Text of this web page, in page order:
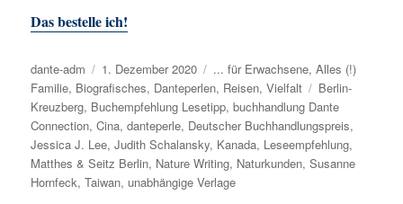
Das bestelle ich!
Autor
dante-adm
Veröffentlicht
am
1. Dezember 2020 Kategorien
... für Erwachsene,Alles (!)
Familie, Biografisches, Danteperlen, Reisen,Vielfalt Schlagwörter
Berlin-
Kreuzberg, Buchempfehlung Lesetipp,buchhandlung Dante
Connection,Cina,danteperle, Deutscher Buchhandlungspreis,
Jessica J. Lee,Judith Schalansky, Kanada, Leseempfehlung,
Matthes & Seitz Berlin, Nature Writing, Naturkunden,Susanne
Hornfeck,Taiwan, unabhängige Verlage